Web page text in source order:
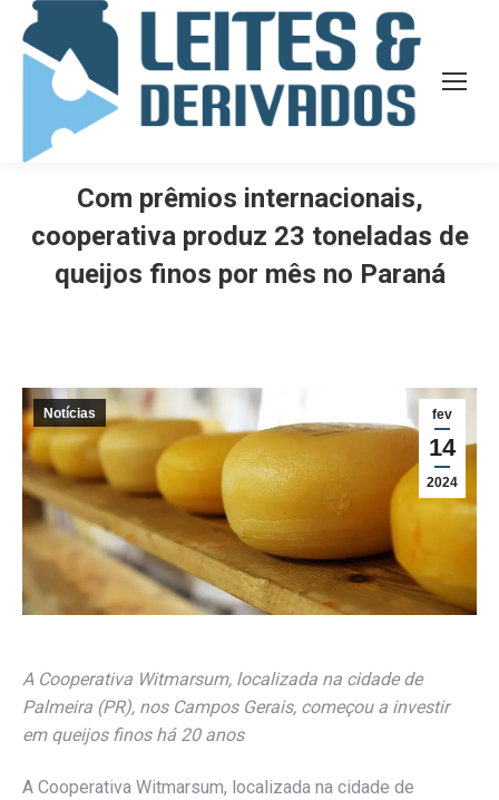
Com prêmios internacionais,
cooperativa produz 23 toneladas de
queijos finos por mês no Paraná
fev
14
2024
Notícias
A Cooperativa Witmarsum, localizada na cidade de
Palmeira (PR), nos Campos Gerais, começou a investir
em queijos finos há 20 anos
A Cooperativa Witmarsum, localizada na cidade de